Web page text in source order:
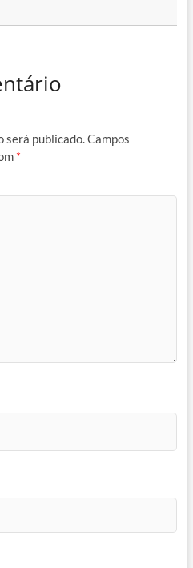
será publicado.Campos
*